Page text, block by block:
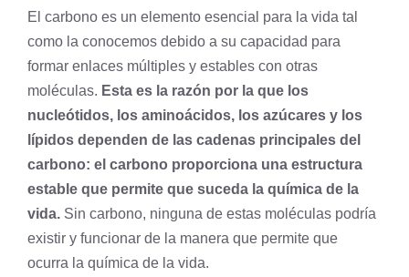
El carbono es un elemento esencial para la vida tal
como la conocemos debido a su capacidad para
formar enlaces múltiples y estables con otras
moléculas. Esta es la razón por la que los
nucleótidos, los aminoácidos, los azúcares y los
lípidos dependen de las cadenas principales del
carbono: el carbono proporciona una estructura
estable que permite que suceda la química de la
vida. Sin carbono, ninguna de estas moléculas podría
existir y funcionar de la manera que permite que
ocurra la química de la vida.